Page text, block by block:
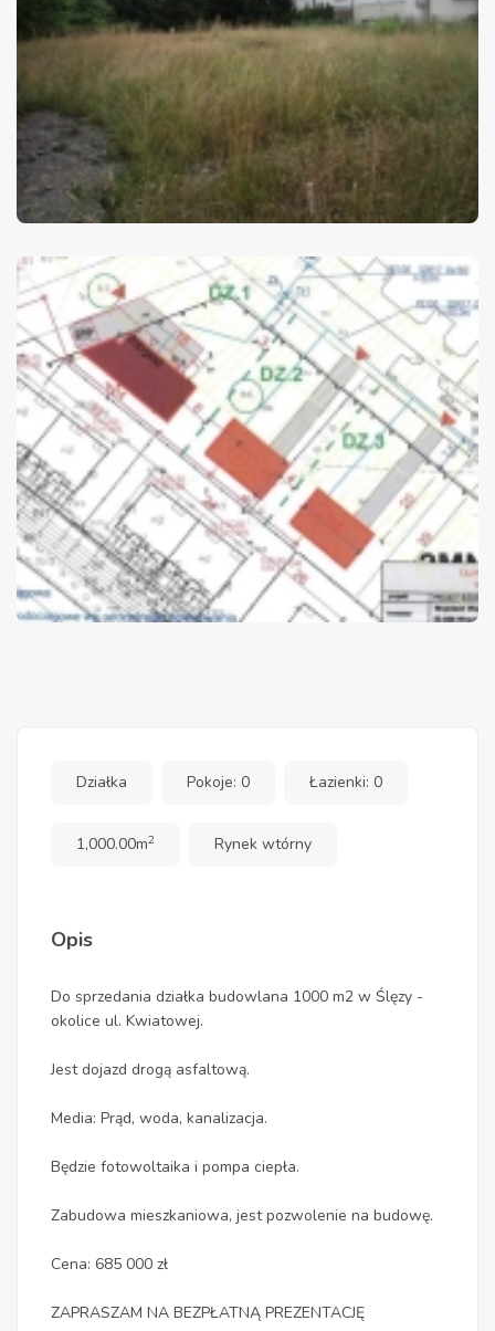
Działka Pokoje: 0 Łazienki: 0
1,000.00m2 Rynek wtórny
Opis
Do sprzedania działka budowlana 1000 m2 w Ślęzy -
okolice ul. Kwiatowej.
Jest dojazd drogą asfaltową.
Media: Prąd, woda, kanalizacja.
Będzie fotowoltaika i pompa ciepła.
Zabudowa mieszkaniowa, jest pozwolenie na budowę.
Cena: 685 000 zł
ZAPRASZAM NA BEZPŁATNĄ PREZENTACJĘ